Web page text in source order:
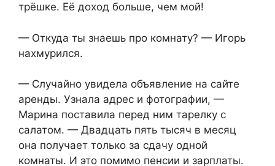
трёшке. Её доход больше, чем мой!
— Откуда ты знаешь про комнату? — Игорь
нахмурился.
— Случайно увидела объявление на сайте
аренды. Узнала адрес и фотографии, —
Марина поставила перед ним тарелку с
салатом. — Двадцать пять тысяч в месяц
она получает только за сдачу одной
комнаты. И это помимо пенсии и зарплаты.